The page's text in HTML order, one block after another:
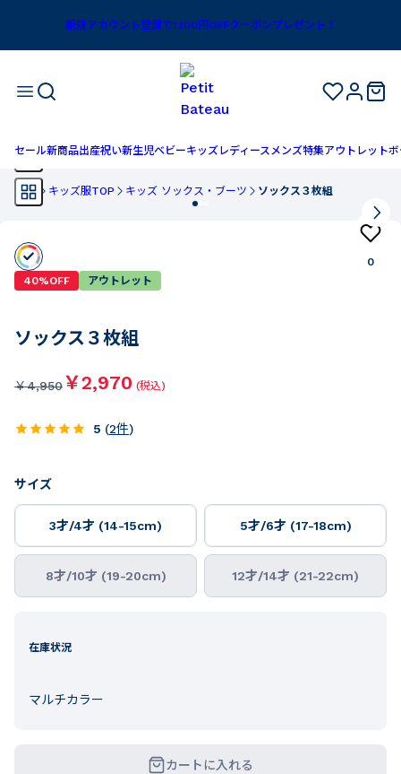
新規アカウント登録で1,100円OFFクーポンプレゼント！
セール新商品出産祝い新生児ベビーキッズ レディースメンズ特集アウトレットボ
TOP キッズ服TOP キッズ ソックス・ブーツ ソックス３枚組
0
40%OFF
アウトレット
ソックス３枚組
￥4,950￥2,970 (税込)
5 (2件)
サイズ
3才/4才 (14-15cm) 5才/6才 (17-18cm)
8才/10才 (19-20cm) 12才/14才 (21-22cm)
在庫状況
マルチカラー
カートに入れる